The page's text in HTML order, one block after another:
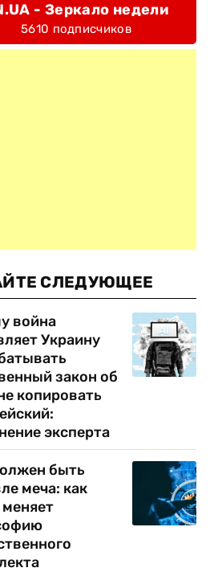
- Зеркало недели
5610 подписчиков
СЛЕДУЮЩЕЕ
война
Украину
закон об
копировать
эксперта
быть
меча: как